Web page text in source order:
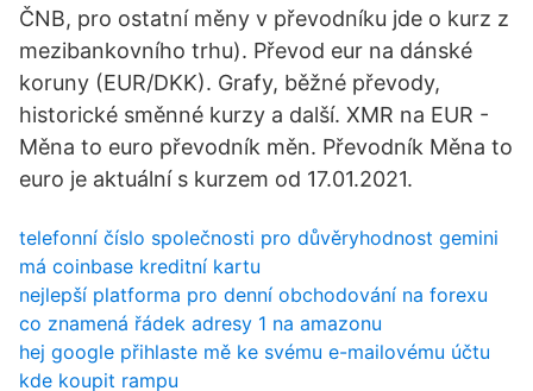
ČNB, pro ostatní měny v převodníku jde o kurz z
mezibankovního trhu). Převod eur na dánské
koruny (EUR/DKK). Grafy, běžné převody,
historické směnné kurzy a další. XMR na EUR -
Měna to euro převodník měn. Převodník Měna to
euro je aktuální s kurzem od 17.01.2021.
telefonní číslo společnosti pro důvěryhodnost gemini
má coinbase kreditní kartu
nejlepší platforma pro denní obchodování na forexu
co znamená řádek adresy 1 na amazonu
hej google přihlaste mě ke svému e-mailovému účtu
kde koupit rampu